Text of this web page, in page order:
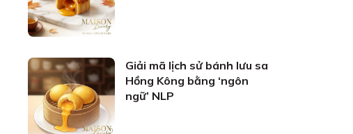
Giải mã lịch sử bánh lưu sa
Hồng Kông bằng ‘ngôn
ngữ’ NLP